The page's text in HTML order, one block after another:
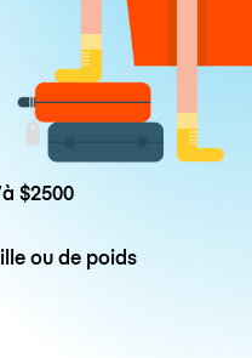
$2500
ou de poids